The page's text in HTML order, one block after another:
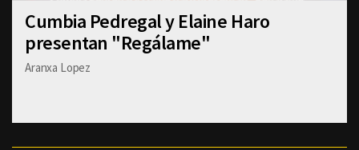
Cumbia Pedregal y Elaine Haro
presentan "Regálame"
Aranxa Lopez